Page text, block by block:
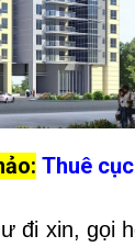
Thuê
đi xin, gọi